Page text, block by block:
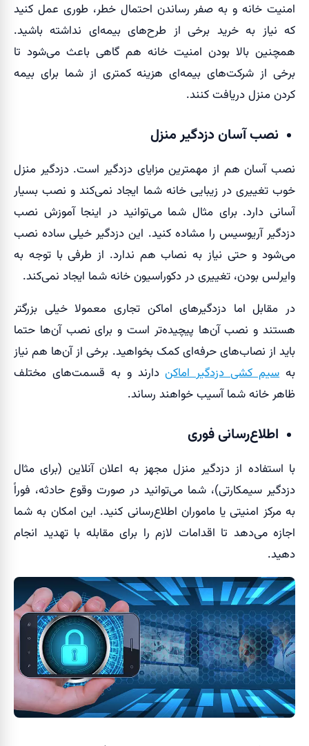
امنیت خانه و به صفر رساندن احتمال خطر، طوری عمل کنید
که نیاز به خرید برخی از طرح‌های بیمه‌ای نداشته باشید.
همچنین بالا بودن امنیت خانه هم گاهی باعث می‌شود تا
برخی از شرکت‌های بیمه‌ای هزینه کمتری از شما برای بیمه
کردن منزل دریافت کنند.
نصب آسان دزدگیر منزل
نصب آسان هم از مهمترین مزایای دزدگیر است. دزدگیر منزل
خوب تغییری در زیبایی خانه شما ایجاد نمی‌کند و نصب بسیار
آسانی دارد. برای مثال شما می‌توانید در اینجا آموزش نصب
دزدگیر آریوسیس را مشاده کنید. این دزدگیر خیلی ساده نصب
می‌شود و حتی نیاز به نصاب هم ندارد. از طرفی با توجه به
وایرلس بودن، تغییری در دکوراسیون خانه شما ایجاد نمی‌کند.
در مقابل اما دزدگیرهای اماکن تجاری معمولا خیلی بزرگتر
هستند و نصب آن‌ها پیچیده‌تر است و برای نصب آن‌ها حتما
باید از نصاب‌های حرفه‌ای کمک بخواهید. برخی از آن‌ها هم نیاز
بهسیم کشی دزدگیر اماکندارند و به قسمت‌های مختلف
ظاهر خانه شما آسیب خواهند رساند.
اطلاع‌رسانی فوری
با استفاده از دزدگیر منزل مجهز به اعلان آنلاین (برای مثال
دزدگیر سیمکارتی)، شما می‌توانید در صورت وقوع حادثه، فوراً
به مرکز امنیتی یا ماموران اطلاع‌رسانی کنید. این امکان به شما
اجازه می‌دهد تا اقدامات لازم را برای مقابله با تهدید انجام
دهید.